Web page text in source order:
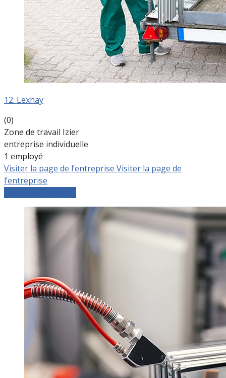
12. Lexhay
(0)
Zone de travail Izier
entreprise individuelle
1 employé
Visiter la page de l’entreprise Visiter la page de
l’entreprise